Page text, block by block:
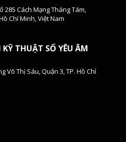
285 Cách Mạng Tháng Tám,
Chí Minh, Việt Nam
THUẬT SỐ YÊU ÂM
Võ Thị Sáu, Quận 3, TP. Hồ Chí